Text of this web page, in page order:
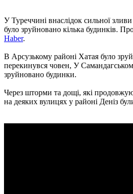
У Туреччині внаслідок сильної
було зруйновано кілька будинків.
Haber.
В Арсузькому районі Хатая було
перекинувся човен, У
зруйновано будинки.
Через шторми та дощі, які
на деяких вулицях у районі Деніз